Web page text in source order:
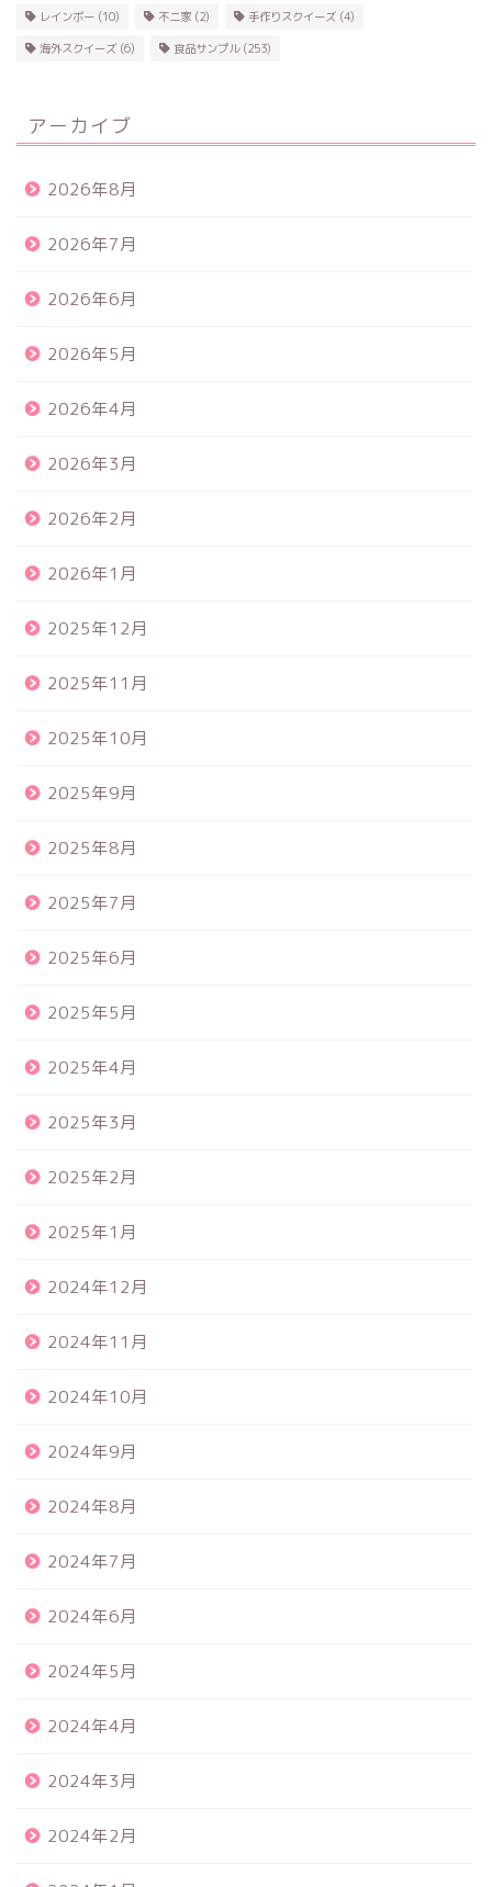
レインボー (10) 不二家 (2) 手作りスクイーズ (4)
海外スクイーズ (6) 食品サンプル(253)
アーカイブ
2026年8月
2026年7月
2026年6月
2026年5月
2026年4月
2026年3月
2026年2月
2026年1月
2025年12月
2025年11月
2025年10月
2025年9月
2025年8月
2025年7月
2025年6月
2025年5月
2025年4月
2025年3月
2025年2月
2025年1月
2024年12月
2024年11月
2024年10月
2024年9月
2024年8月
2024年7月
2024年6月
2024年5月
2024年4月
2024年3月
2024年2月